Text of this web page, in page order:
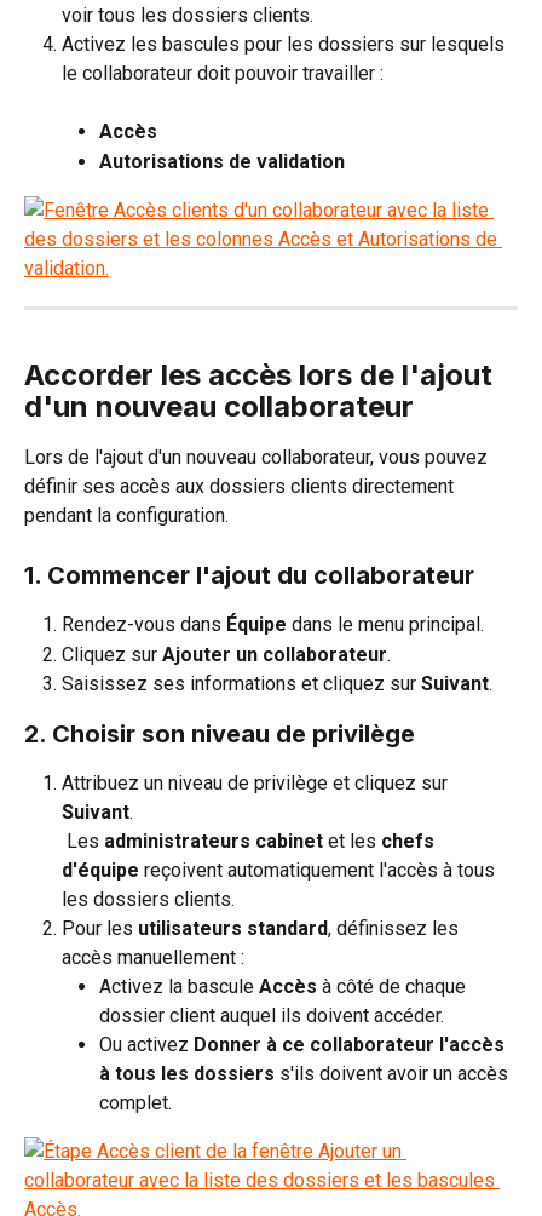
voir tous les dossiers clients.
Activez les bascules pour les dossiers sur lesquels
le collaborateur doit pouvoir travailler :
Accès
Autorisations de validation
Accorder les accès lors de l'ajout
d'un nouveau collaborateur
Lors de l'ajout d'un nouveau collaborateur, vous pouvez
définir ses accès aux dossiers clients directement
pendant la configuration.
1. Commencer l'ajout du collaborateur
Rendez-vous dans Équipe dans le menu principal.
Cliquez sur Ajouter un collaborateur.
Saisissez ses informations et cliquez sur Suivant.
2. Choisir son niveau de privilège
Attribuez un niveau de privilège et cliquez sur
Suivant.
Les administrateurs cabinet et les chefs
d'équipe reçoivent automatiquement l'accès à tous
les dossiers clients.
Pour les utilisateurs standard, définissez les
accès manuellement :
Activez la bascule Accès à côté de chaque
dossier client auquel ils doivent accéder.
Ou activez Donner à ce collaborateur l'accès
à tous les dossiers s'ils doivent avoir un accès
complet.